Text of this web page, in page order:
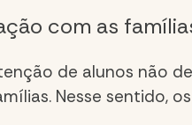
com as
de alunos não
Nesse sentido,